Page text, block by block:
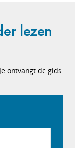
lezen
ontvangt de gids